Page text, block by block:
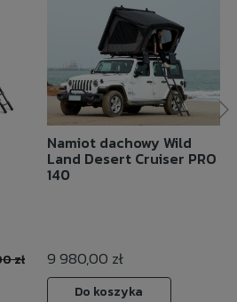
zł
Namiot dachowy Wild
Land Desert Cruiser PRO
140
9 980,00 zł
Do koszyka